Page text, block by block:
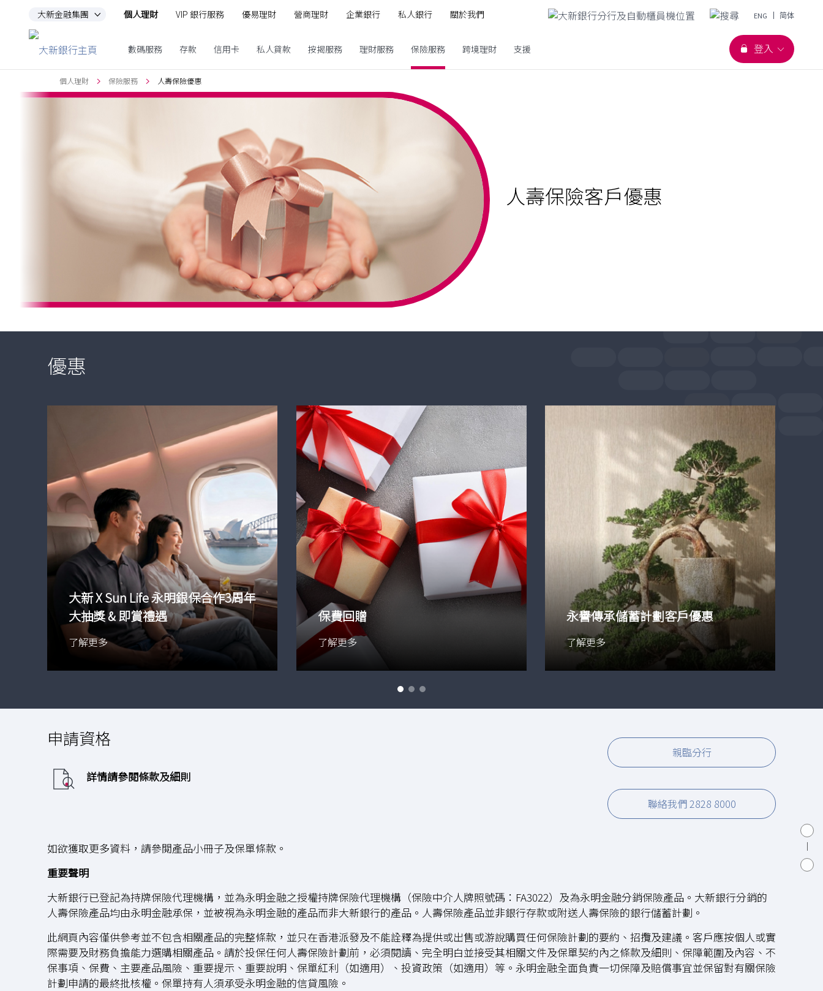
跳到主要內容
大新金融集團 個人理財 VIP 銀行服務 優易理財 營商理財 企業銀行 私人銀行 關於我們 語言切換
ENG 简体
數碼服務 存款 信用卡 私人貸款 按揭服務 理財服務 保險服務 跨境理財 支援 登入
個人理財 保險服務 人壽保險優惠
人壽保險客戶優惠
優惠
大新 X Sun Life 永明銀保合作3周年
大抽獎 & 即賞禮遇
了解更多
保費回贈
了解更多
永譽傳承儲蓄計劃客戶優惠
了解更多
申請資格
詳情請參閱條款及細則
親臨分行
聯絡我們 2828 8000
如欲獲取更多資料，請參閲產品小冊子及保單條款。
重要聲明
大新銀行已登記為持牌保險代理機構，並為永明金融之授權持牌保險代理機構（保險中介人牌照號碼：FA3022）及為永明金融分銷保險產品。大新銀行分銷的
人壽保險產品均由永明金融承保，並被視為永明金融的產品而非大新銀行的產品。人壽保險產品並非銀行存款或附送人壽保險的銀行儲蓄計劃。
此網頁內容僅供參考並不包含相關產品的完整條款，並只在香港派發及不能詮釋為提供或出售或游說購買任何保險計劃的要約、招攬及建議。客戶應按個人或實
際需要及財務負擔能力選購相關產品。請於投保任何人壽保險計劃前，必須閱讀、完全明白並接受其相關文件及保單契約內之條款及細則、保障範圍及內容、不
保事項、保費、主要產品風險、重要提示、重要說明、保單紅利（如適用）、投資政策（如適用）等。永明金融全面負責一切保障及賠償事宜並保留對有關保險
計劃申請的最終批核權。保單持有人須承受永明金融的信貸風險。